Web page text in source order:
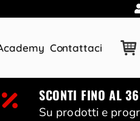
Contattaci
SCONTI FINO AL
Su prodotti e